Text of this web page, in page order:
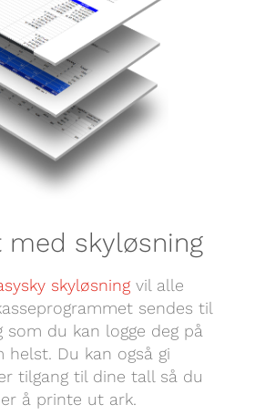
med skyløsning
skyløsningvil alle
sendes til
som du kan logge deg på
helst. Du kan også gi
tilgang til dine tall så du
å printe ut ark.